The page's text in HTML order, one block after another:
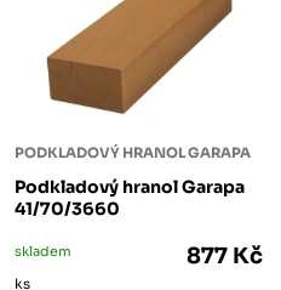
PODKLADOVÝ HRANOL GARAPA
Podkladový hranol Garapa
41/70/3660
skladem 877 Kč
ks